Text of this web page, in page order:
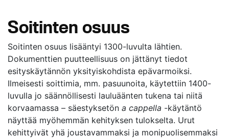
Soitinten osuus
Soitinten osuus lisääntyi 1300-luvulta lähtien.
Dokumenttien puutteellisuus on jättänyt tiedot
esityskäytännön yksityiskohdista epävarmoiksi.
Ilmeisesti soittimia, mm. pasuunoita, käytettiin 1400-
luvulla jo säännöllisesti lauluäänten tukena tai niitä
korvaamassa – säestyksetön a cappella -käytäntö
näyttää myöhemmän kehityksen tulokselta. Urut
kehittyivät yhä joustavammaksi ja monipuolisemmaksi